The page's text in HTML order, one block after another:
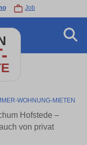
Job
WOHNUNG-MIETEN
Hofstede –
von privat